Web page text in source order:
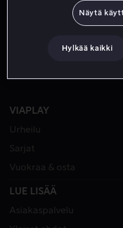
VIAPLAY
Urheilu
Sarjat
Vuokraa & osta
LUE LISÄÄ
Asiakaspalvelu
Näytä
Hylkää kaikki